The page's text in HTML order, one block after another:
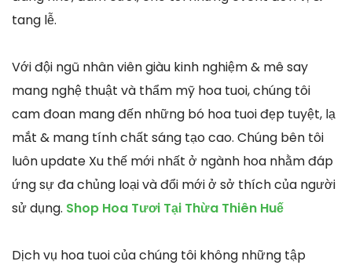
tang lễ.
Với đội ngũ nhân viên giàu kinh nghiệm & mê say
mang nghệ thuật và thẩm mỹ hoa tuoi, chúng tôi
cam đoan mang đến những bó hoa tuoi đẹp tuyệt, lạ
mắt & mang tính chất sáng tạo cao. Chúng bên tôi
luôn update Xu thế mới nhất ở ngành hoa nhằm đáp
ứng sự đa chủng loại và đổi mới ở sở thích của người
sử dụng. Shop Hoa Tươi Tại Thừa Thiên Huế
Dịch vụ hoa tuoi của chúng tôi không những tập